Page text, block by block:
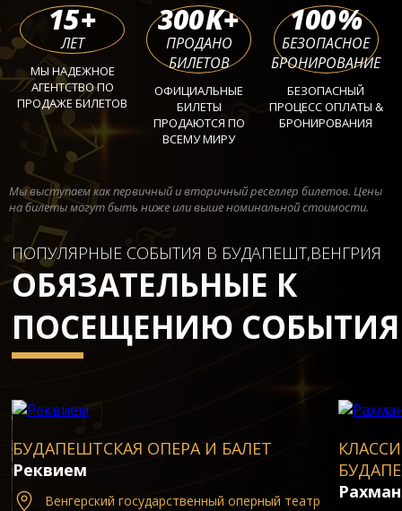
15+
ЛЕТ
МЫ НАДЕЖНОЕ
АГЕНТСТВО ПО
ПРОДАЖЕ БИЛЕТОВ
300K+
ПРОДАНО
БИЛЕТОВ
ОФИЦИАЛЬНЫЕ
БИЛЕТЫ
ПРОДАЮТСЯ ПО
ВСЕМУ МИРУ
100%
БЕЗОПАСНОЕ
БРОНИРОВАНИЕ
БЕЗОПАСНЫЙ
ПРОЦЕСС ОПЛАТЫ &
БРОНИРОВАНИЯ
Мы выступаем как первичный и вторичный реселлер билетов. Цены
на билеты могут быть ниже или выше номинальной стоимости.
ПОПУЛЯРНЫЕ СОБЫТИЯ В БУДАПЕШТ,ВЕНГРИЯ
ОБЯЗАТЕЛЬНЫЕ К
ПОСЕЩЕНИЮ СОБЫТИЯ
БУДАПЕШТСКАЯ ОПЕРА И БАЛЕТ
Реквием
Bенгеpский госудаpственный опеpный театp